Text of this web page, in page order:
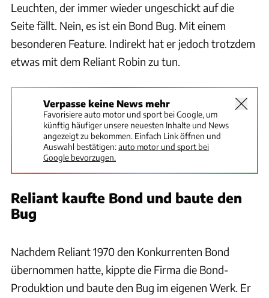
Leuchten, der immer wieder ungeschickt auf die
Seite fällt. Nein, es ist ein Bond Bug. Mit einem
besonderen Feature. Indirekt hat er jedoch trotzdem
etwas mit dem Reliant Robin zu tun.
Verpasse keine News mehr
Favorisiere auto motor und sport bei Google, um
künftig häufiger unsere neuesten Inhalte und News
angezeigt zu bekommen. Einfach Link öffnen und
Auswahl bestätigen:auto motor und sport bei
Google bevorzugen.
Reliant kaufte Bond und baute den
Bug
Nachdem Reliant 1970 den Konkurrenten Bond
übernommen hatte, kippte die Firma die Bond-
Produktion und baute den Bug im eigenen Werk. Er